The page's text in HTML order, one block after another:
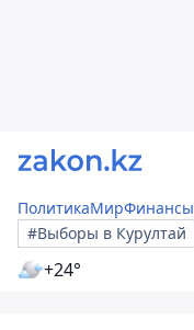
ПолитикаМирФинансы
#Выборы в Курултай
+24°